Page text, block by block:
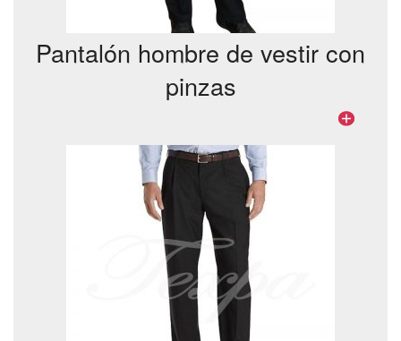
Pantalón hombre de vestir con
pinzas